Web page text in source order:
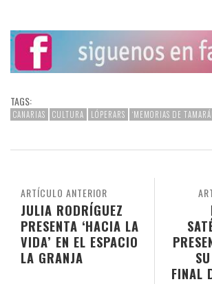
TAGS:
CANARIAS CULTURA LÓPERARS ‘MEMORIAS DE
FINAL
ARTÍCULO ANTERIOR
JULIA RODRÍGUEZ
PRESENTA ‘HACIA LA
VIDA’ EN EL ESPACIO
LA GRANJA